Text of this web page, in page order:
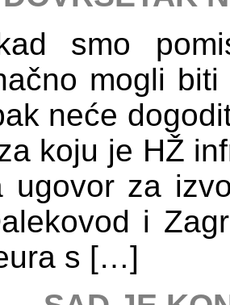
smo
mogli
neće
koju je HŽ
ugovor za
i
s […]